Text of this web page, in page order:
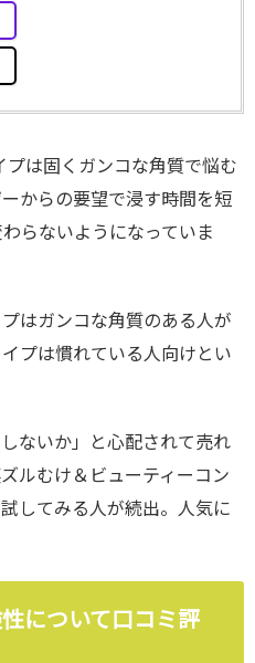
は固くガンコな角質で悩む
からの要望で浸す時間を短
らないようになっていま
はガンコな角質のある人が
プは慣れている人向けとい
ないか」と心配されて売れ
ルむけ＆ビューティーコン
してみる人が続出。人気に
について口コミ評